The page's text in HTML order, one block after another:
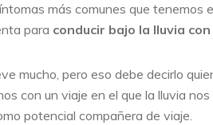
más comunes que tenemos
para conducir bajo la lluvia
mucho, pero eso debe decirlo
con un viaje en el que la lluvia
potencial compañera de viaje.